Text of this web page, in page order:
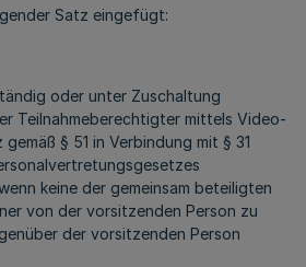
Satz eingefügt:
oder unter Zuschaltung
Teilnahmeberechtigter mittels Video-
§ 51 in Verbindung mit § 31
keine der gemeinsam beteiligten
von der vorsitzenden Person zu
der vorsitzenden Person